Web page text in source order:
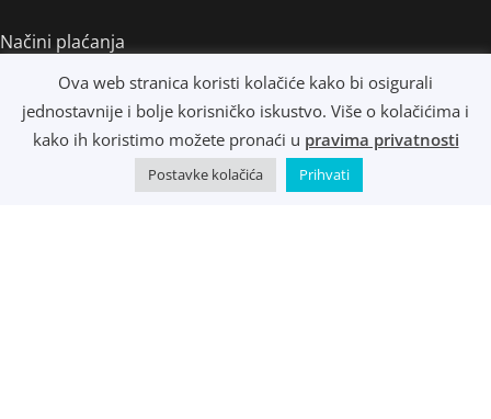
Načini plaćanja
Načini dostave
Osobno preuzimanje
R1 i e-Računi
Music Metropolis d.o.o.- 2022 - Sva prava zadržana.
Ova web stranica koristi kolačiće kako bi osigurali
jednostavnije i bolje korisničko iskustvo. Više o kolačićima i
kako ih koristimo možete pronaći u pravima privatnosti
Postavke kolačića Prihvati